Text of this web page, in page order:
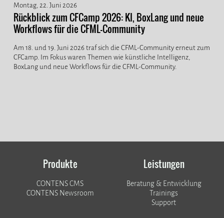
Montag, 22. Juni 2026
Rückblick zum CFCamp 2026: KI, BoxLang und neue
Workflows für die CFML-Community
Am 18. und 19. Juni 2026 traf sich die CFML-Community erneut zum
CFCamp. Im Fokus waren Themen wie künstliche Intelligenz,
BoxLang und neue Workflows für die CFML-Community.
Produkte
CONTENS CMS
CONTENS Newsroom
Leistungen
Beratung & Entwicklung
Trainings
Support